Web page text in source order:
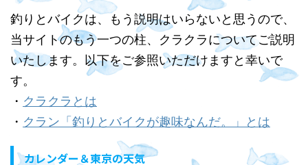
釣りとバイクは、もう説明はいらないと思うので、
当サイトのもう一つの柱、クラクラについてご説明
いたします。以下をご参照いただけますと幸いで
す。
・ クラクラとは
・ クラン「釣りとバイクが趣味なんだ。」とは
カレンダー＆東京の天気